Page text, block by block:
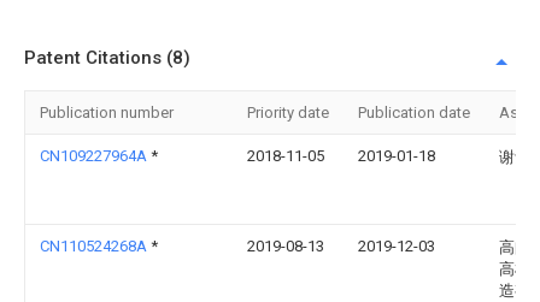
Patent Citations (8)
Publication number Priority date Publication date
CN109227964A * 2018-11-05 2019-01-18 谢紫
CN110524268A * 2019-08-13 2019-12-03
高邮
高机
造有